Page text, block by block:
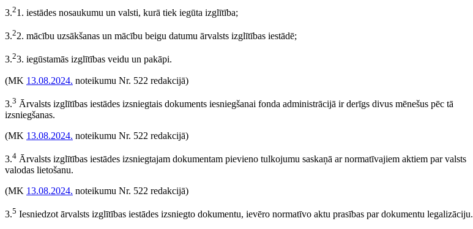
3.21. iestādes nosaukumu un valsti, kurā tiek iegūta izglītība;
3.22. mācību uzsākšanas un mācību beigu datumu ārvalsts izglītības iestādē;
3.23. iegūstamās izglītības veidu un pakāpi.
(MK 13.08.2024. noteikumu Nr. 522 redakcijā)
3.3 Ārvalsts izglītības iestādes izsniegtais dokuments iesniegšanai fonda administrācijā ir derīgs divus mēnešus pēc tā
izsniegšanas.
(MK 13.08.2024. noteikumu Nr. 522 redakcijā)
3.4 Ārvalsts izglītības iestādes izsniegtajam dokumentam pievieno tulkojumu saskaņā ar normatīvajiem aktiem par valsts
valodas lietošanu.
(MK 13.08.2024. noteikumu Nr. 522 redakcijā)
3.5 Iesniedzot ārvalsts izglītības iestādes izsniegto dokumentu, ievēro normatīvo aktu prasības par dokumentu legalizāciju.